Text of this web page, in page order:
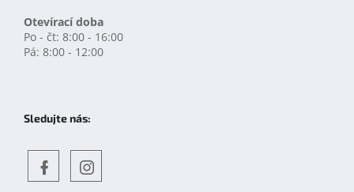
Otevírací doba
Po - čt: 8:00 - 16:00
Pá: 8:00 - 12:00
Sledujte nás: